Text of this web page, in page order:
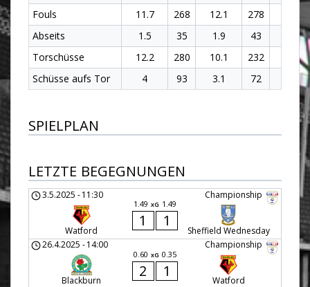
Fouls
11.7 268 12.1 278
Abseits
1.5 35 1.9 43
Torschüsse
12.2 280 10.1 232
11.1
Schüsse aufs Tor
4 93 3.1 72
SPIELPLAN
LETZTE BEGEGNUNGEN
Championship
3.5.2025 -11:30
Watford
1.49 xG 1.49
1 1
Sheffield Wednesday
Championship
26.4.2025 -14:00
Blackburn
0.60 xG 0.35
2 1
Watford